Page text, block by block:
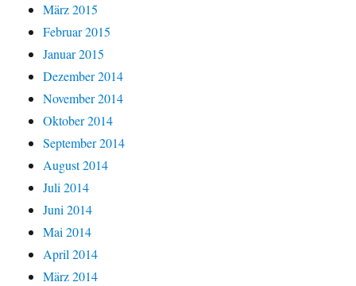
März 2015
Februar 2015
Januar 2015
Dezember 2014
November 2014
Oktober 2014
September 2014
August 2014
Juli 2014
Juni 2014
Mai 2014
April 2014
März 2014